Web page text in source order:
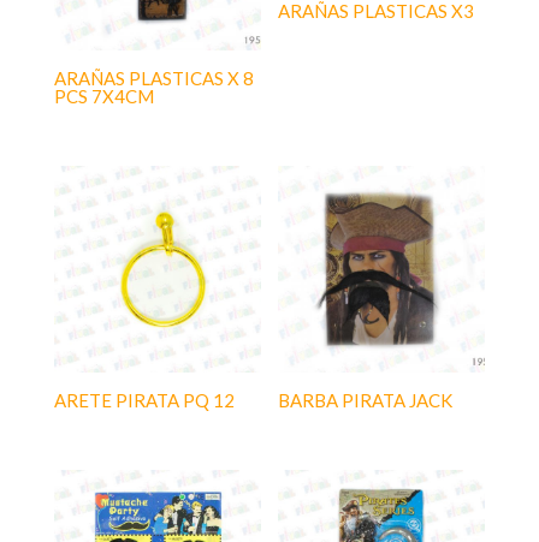
ARAÑAS PLASTICAS X 8
PCS 7X4CM
ARAÑAS PLASTICAS X3
ARETE PIRATA PQ 12 BARBA PIRATA JACK